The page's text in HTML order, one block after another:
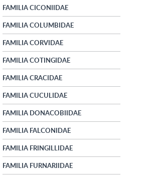
FAMILIA CICONIIDAE
FAMILIA COLUMBIDAE
FAMILIA CORVIDAE
FAMILIA COTINGIDAE
FAMILIA CRACIDAE
FAMILIA CUCULIDAE
FAMILIA DONACOBIIDAE
FAMILIA FALCONIDAE
FAMILIA FRINGILLIDAE
FAMILIA FURNARIIDAE